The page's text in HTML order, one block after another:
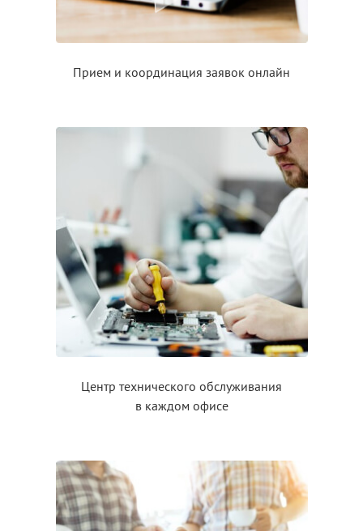
Прием и координация заявок онлайн
Центр технического обслуживания
в каждом офисе